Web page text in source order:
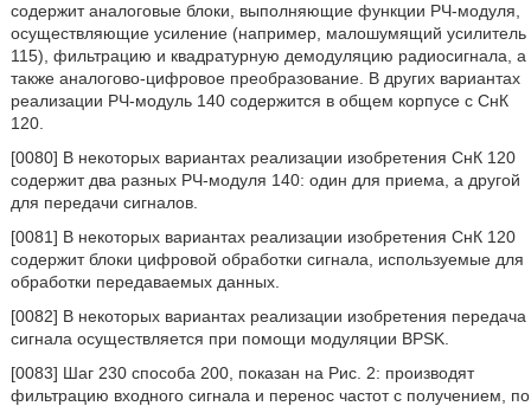
содержит аналоговые блоки, выполняющие функции РЧ-модуля,
осуществляющие усиление (например, малошумящий усилитель
115), фильтрацию и квадратурную демодуляцию радиосигнала, а
также аналогово-цифровое преобразование. В других вариантах
реализации РЧ-модуль 140 содержится в общем корпусе с СнК
120.
[0080] В некоторых вариантах реализации изобретения СнК 120
содержит два разных РЧ-модуля 140: один для приема, а другой
для передачи сигналов.
[0081] В некоторых вариантах реализации изобретения СнК 120
содержит блоки цифровой обработки сигнала, используемые для
обработки передаваемых данных.
[0082] В некоторых вариантах реализации изобретения передача
сигнала осуществляется при помощи модуляции BPSK.
[0083] Шаг 230 способа 200, показан на Рис. 2: производят
фильтрацию входного сигнала и перенос частот с получением, по